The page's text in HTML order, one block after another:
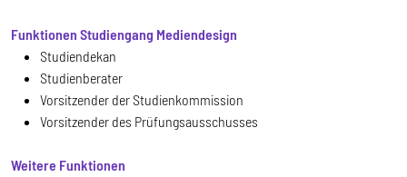
Funktionen Studiengang Mediendesign
Studiendekan
Studienberater
Vorsitzender der Studienkommission
Vorsitzender des Prüfungsausschusses
Weitere Funktionen